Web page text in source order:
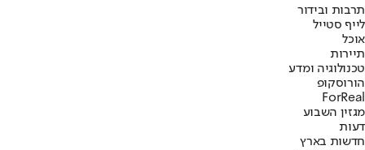
תרבות ובידור
לייף סטייל
אוכל
תיירות
טכנולוגיה ומדע
הורוסקופ
ForReal
מגזין השבוע
דעות
חדשות בארץ